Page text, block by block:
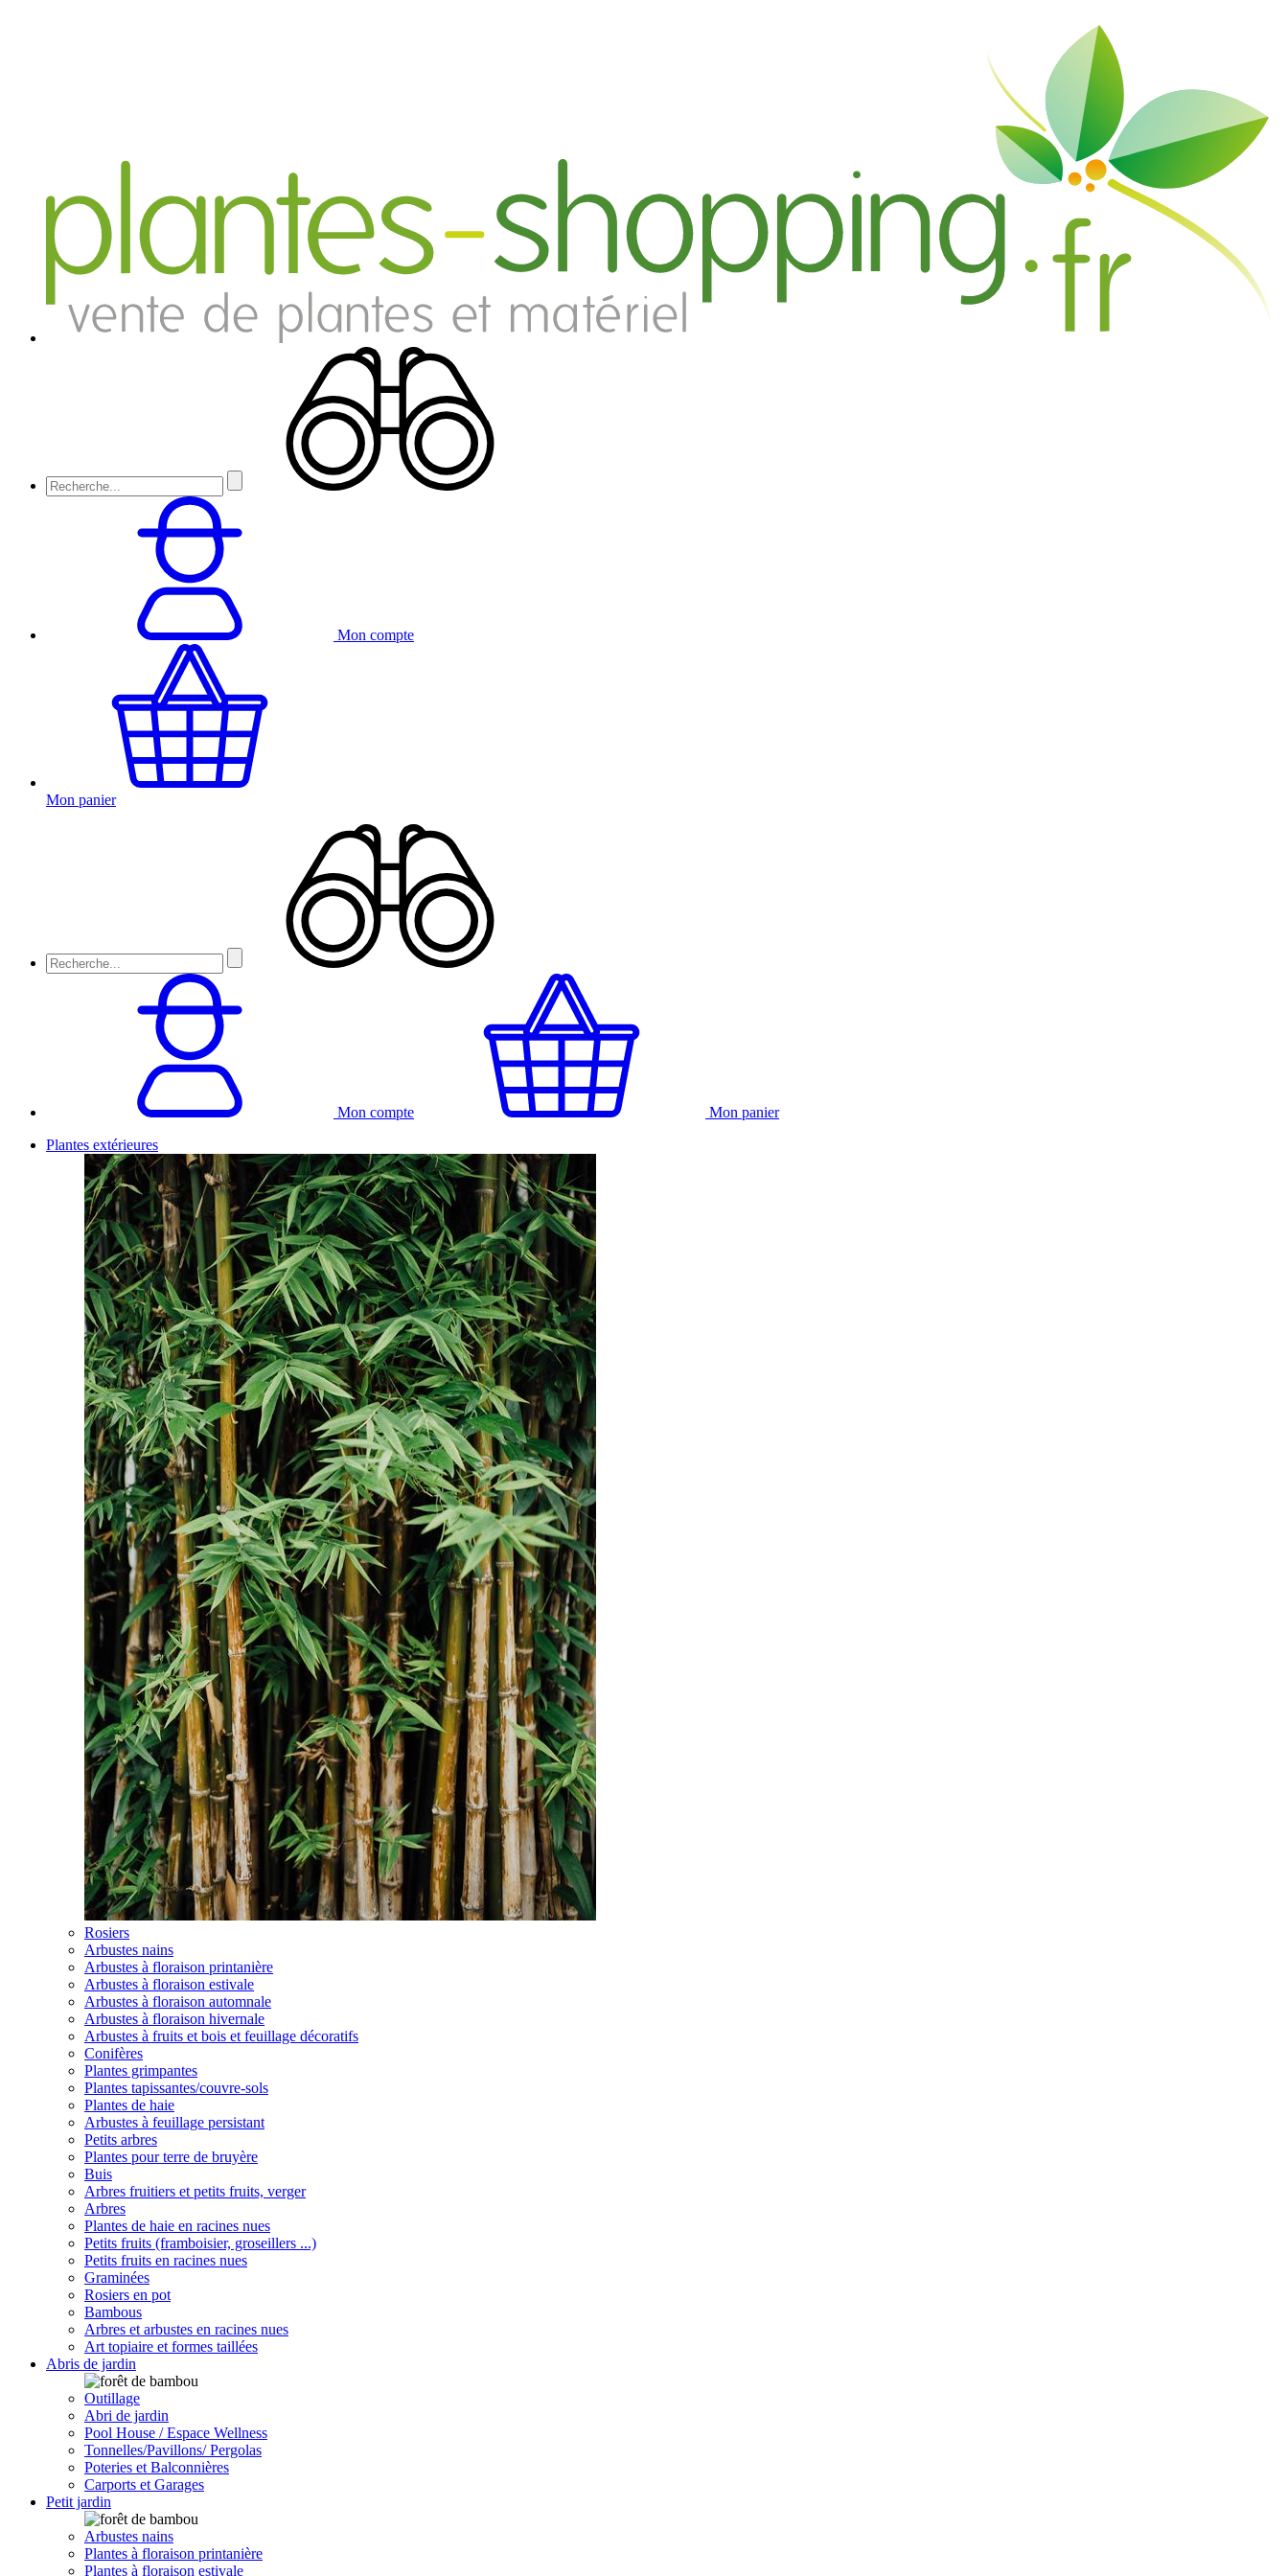
Mon compte
Mon panier
Mon compte
Mon panier
Plantes extérieures
Rosiers
Arbustes nains
Arbustes à floraison printanière
Arbustes à floraison estivale
Arbustes à floraison automnale
Arbustes à floraison hivernale
Arbustes à fruits et bois et feuillage décoratifs
Conifères
Plantes grimpantes
Plantes tapissantes/couvre-sols
Plantes de haie
Arbustes à feuillage persistant
Petits arbres
Plantes pour terre de bruyère
Buis
Arbres fruitiers et petits fruits, verger
Arbres
Plantes de haie en racines nues
Petits fruits (framboisier, groseillers ...)
Petits fruits en racines nues
Graminées
Rosiers en pot
Bambous
Arbres et arbustes en racines nues
Art topiaire et formes taillées
Abris de jardin
Outillage
Abri de jardin
Pool House / Espace Wellness
Tonnelles/Pavillons/ Pergolas
Poteries et Balconnières
Carports et Garages
Petit jardin
Arbustes nains
Plantes à floraison printanière
Plantes à floraison estivale